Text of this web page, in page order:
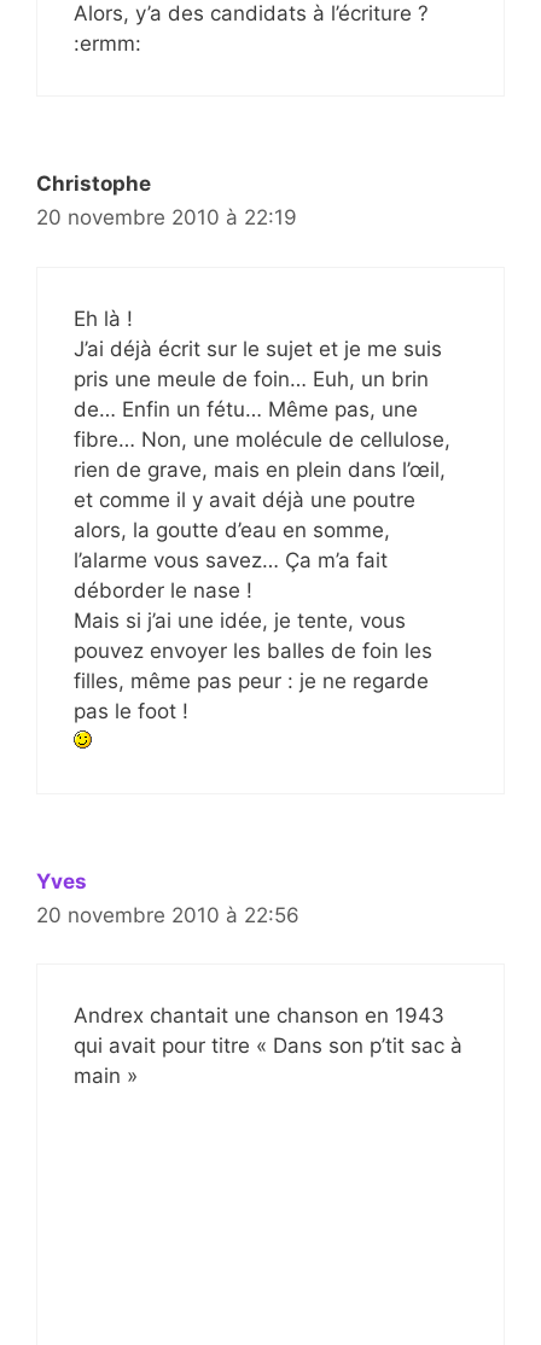
Alors, y’a des candidats à l’écriture ?
:ermm:
Christophe
20 novembre 2010 à 22:19
Eh là !
J’ai déjà écrit sur le sujet et je me suis
pris une meule de foin… Euh, un brin
de… Enfin un fétu… Même pas, une
fibre… Non, une molécule de cellulose,
rien de grave, mais en plein dans l’œil,
et comme il y avait déjà une poutre
alors, la goutte d’eau en somme,
l’alarme vous savez… Ça m’a fait
déborder le nase !
Mais si j’ai une idée, je tente, vous
pouvez envoyer les balles de foin les
filles, même pas peur : je ne regarde
pas le foot !
Yves
20 novembre 2010 à 22:56
Andrex chantait une chanson en 1943
qui avait pour titre « Dans son p’tit sac à
main »